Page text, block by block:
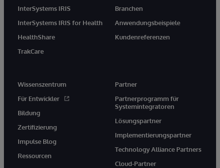
InterSystems IRIS
InterSystems IRIS for Health
HealthShare
TrakCare
Branchen
Anwendungsbeispiele
Kundenreferenzen
Wissenszentrum
Für Entwickler
Bildung
Zertifizierung
Impulse Blog
Ressourcen
Partner
Partnerprogramm für
Systemintegratoren
Lösungspartner
Implementierungspartner
Technology Alliance Partners
Cloud-Partner